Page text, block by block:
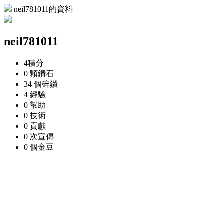
neil781011的資料
neil781011
4積分
0 顆鑽石
34 個碎鑽
4 經驗
0 幫助
0 技術
0 貢獻
0 次宣傳
0 個金豆